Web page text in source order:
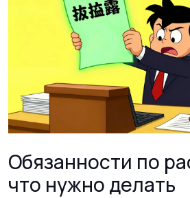
Обязанности по
что нужно делать